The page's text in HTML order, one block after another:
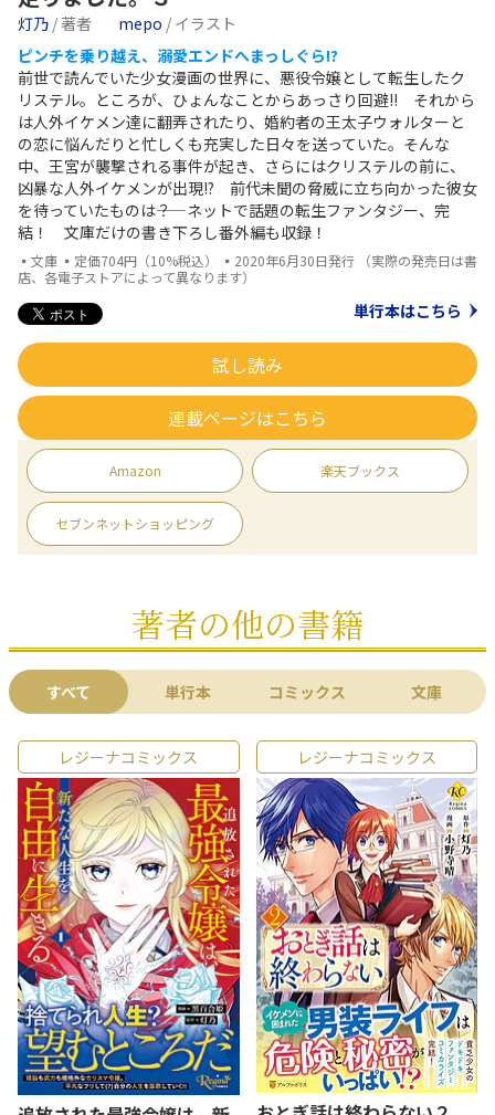
灯乃 / 著者 mepo / イラスト
ピンチを乗り越え、溺愛エンドへまっしぐら!?
前世で読んでいた少女漫画の世界に、悪役令嬢として転生したク
リステル。ところが、ひょんなことからあっさり回避!! それから
は人外イケメン達に翻弄されたり、婚約者の王太子ウォルターと
の恋に悩んだりと忙しくも充実した日々を送っていた。そんな
中、王宮が襲撃される事件が起き、さらにはクリステルの前に、
凶暴な人外イケメンが出現!? 前代未聞の脅威に立ち向かった彼女
を待っていたものは――？ ネットで話題の転生ファンタジー、完
結！ 文庫だけの書き下ろし番外編も収録！
▪文庫 ▪定価704円（10%税込） ▪2020年6月30日発行 （実際の発売日は書
店、各電子ストアによって異なります）
単行本はこちら
試し読み
連載ページはこちら
Amazon 楽天ブックス
セブンネットショッピング
著者の他の書籍
すべて 単行本 コミックス 文庫
レジーナコミックス レジーナコミックス